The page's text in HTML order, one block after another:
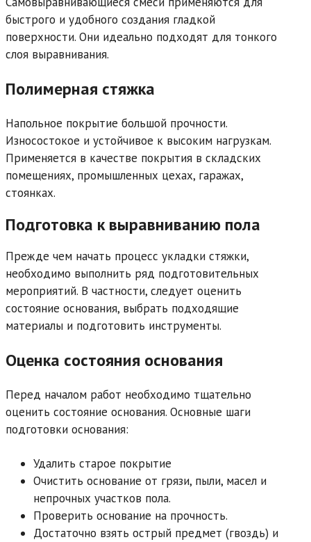
быстрого и удобного создания гладкой
поверхности. Они идеально подходят для тонкого
слоя выравнивания.
Полимерная стяжка
Напольное покрытие большой прочности.
Износостокое и устойчивое к высоким нагрузкам.
Применяется в качестве покрытия в складских
помещениях, промышленных цехах, гаражах,
стоянках.
Подготовка к выравниванию пола
Прежде чем начать процесс укладки стяжки,
необходимо выполнить ряд подготовительных
мероприятий. В частности, следует оценить
состояние основания, выбрать подходящие
материалы и подготовить инструменты.
Оценка состояния основания
Перед началом работ необходимо тщательно
оценить состояние основания. Основные шаги
подготовки основания:
Удалить старое покрытие
Очистить основание от грязи, пыли, масел и
непрочных участков пола.
Проверить основание на прочность.
Достаточно взять острый предмет (гвоздь) и